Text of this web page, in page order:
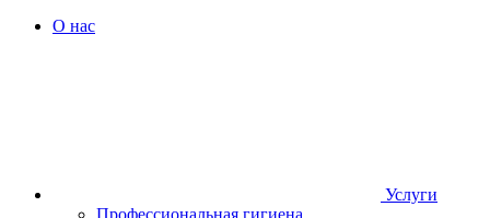
О нас
Услуги
Профессиональная гигиена